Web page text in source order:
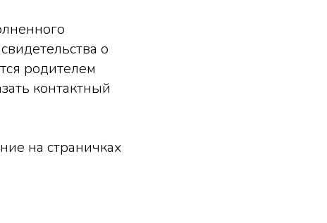
о
родителем
контактный
на страничках